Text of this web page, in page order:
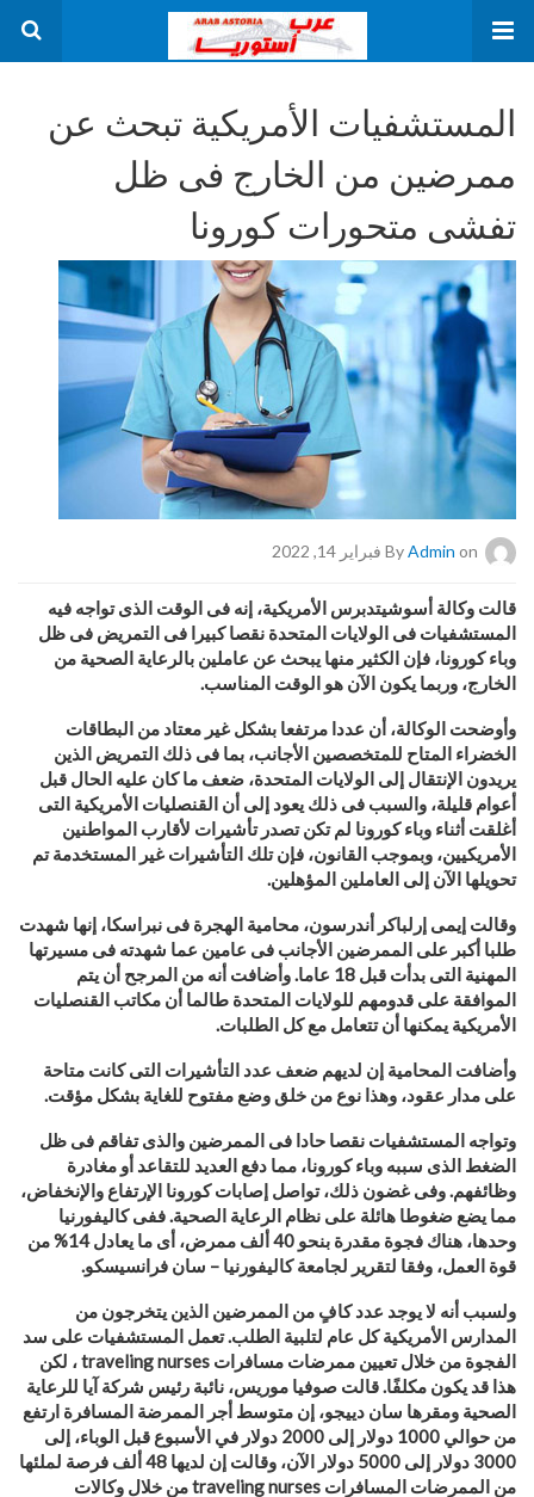
المستشفيات الأمريكية تبحث عن
ممرضين من الخارج فى ظل
تفشى متحورات كورونا
ByAdmin on فبراير 14, 2022
قالت وكالة أسوشيتدبرس الأمريكية، إنه فى الوقت الذى تواجه فيه
المستشفيات فى الولايات المتحدة نقصا كبيرا فى التمريض فى ظل
وباء كورونا، فإن الكثير منها يبحث عن عاملين بالرعاية الصحية من
الخارج، وربما يكون الآن هو الوقت المناسب.
وأوضحت الوكالة، أن عددا مرتفعا بشكل غير معتاد من البطاقات
الخضراء المتاح للمتخصصين الأجانب، بما فى ذلك التمريض الذين
يريدون النتقال إلى الولايات المتحدة، ضعف ما كان عليه الحال قبل
أعوام قليلة، والسبب فى ذلك يعود إلى أن القنصليات الأمريكية التى
أغلقت أثناء وباء كورونا لم تكن تصدر تأشيرات لأقارب المواطنين
الأمريكيين، وبموجب القانون، فإن تلك التأشيرات غير المستخدمة تم
تحويلها الآن إلى العاملين المؤهلين.
وقالت إيمى إرلباكر أندرسون، محامية الهجرة فى نبراسكا، إنها شهدت
طلبا أكبر على الممرضين الأجانب فى عامين عما شهدته فى مسيرتها
المهنية التى بدأت قبل 18 عاما. وأضافت أنه من المرجح أن يتم
الموافقة على قدومهم للولايات المتحدة طالما أن مكاتب القنصليات
الأمريكية يمكنها أن تتعامل مع كل الطلبات.
وأضافت المحامية إن لديهم ضعف عدد التأشيرات التى كانت متاحة
على مدار عقود، وهذا نوع من خلق وضع مفتوح للغاية بشكل مؤقت.
وتواجه المستشفيات نقصا حادا فى الممرضين والذى تفاقم فى ظل
الضغط الذى سببه وباء كورونا، مما دفع العديد للتقاعد أو مغادرة
وظائفهم. وفى غضون ذلك، تواصل إصابات كورونا الإرتفاع والإنخفاض،
مما يضع ضغوطا هائلة على نظام الرعاية الصحية. ففى كاليفورنيا
وحدها، هناك فجوة مقدرة بنحو 40 ألف ممرض، أى ما يعادل 14% من
قوة العمل، وفقا لتقرير لجامعة كاليفورنيا – سان فرانسيسكو.
ولسبب أنه لا يوجد عدد كافٍ من الممرضين الذين يتخرجون من
المدارس الأمريكية كل عام لتلبية الطلب.تعمل المستشفيات على سد
الفجوة من خلال تعيين ممرضات مسافرات
travelingnurses
، لكن
هذا قد يكون مكلفًا. قالت صوفيا موريس، نائبة رئيس شركة آيا للرعاية
الصحية ومقرها سان دييجو، إن متوسط أجر الممرضة المسافرة ارتفع
من حوالي 1000 دولار إلى 2000 دولار في الأسبوع قبل الوباء، إلى
3000 دولار إلى 5000 دولار الآن، وقالت إن لديها 48 ألف فرصة لملئها
من الممرضات المسافرات traveling nursesمن خلال وكالات